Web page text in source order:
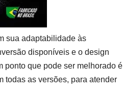
sua adaptabilidade às
disponíveis e o design
ponto que pode ser melhorado é
todas as versões, para atender